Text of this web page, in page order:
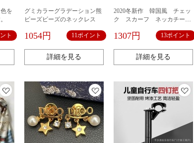
を
ト
グミカラーグラデーション熊
ビーズビーズのネックレス
1054円 11ポイント
詳細を見る
2020冬新作 韓国風 チェッ
ク スカーフ ネッカチー
1307円 13ポイント
詳細を見る